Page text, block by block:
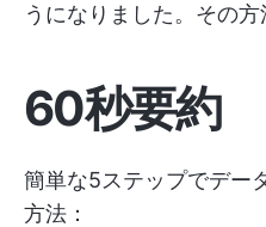
うになりました。その方
60秒要約
簡単な5ステップでデー
方法：